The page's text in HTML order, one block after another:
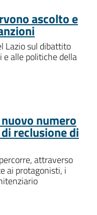
ascolto e
Lazio sul dibattito
alle politiche della
numero
reclusione di
attraverso
ai protagonisti, i